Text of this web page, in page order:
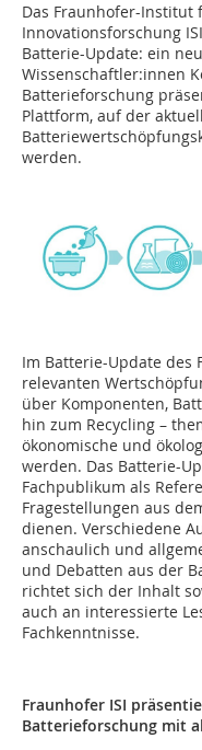
Das Fraunhofer-Institut
Innovationsforschung
Batterie-Update: ein
Wissenschaftler:innen
Batterieforschung
Plattform, auf der
werden.
Im Batterie-Update des
relevanten
über Komponenten,
hin zum Recycling –
ökonomische und
werden. Das Batterie-
Fachpublikum als
Fragestellungen aus
dienen. Verschiedene
anschaulich und
und Debatten aus der
richtet sich der Inhalt
auch an interessierte
Fachkenntnisse.
Fraunhofer ISI
Batterieforschung mit